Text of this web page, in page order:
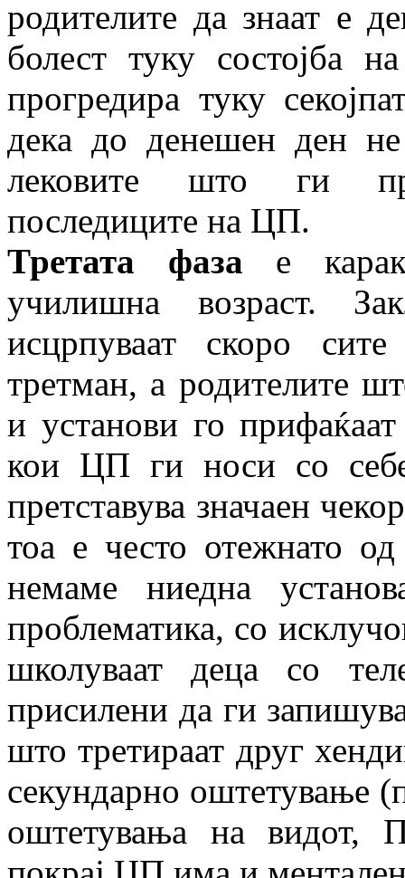
родителите да знаат е
болест туку состојба
прогредира туку
дека до денешен ден
лековите што ги
последиците на ЦП.
Третата фаза е
училишна возраст.
исцрпуваат скоро
третман, а родителите
и установи го
кои ЦП ги носи со
претставува значаен
тоа е често отежнато
немаме ниедна
проблематика, со
школуваат деца со
присилени да ги
што третираат друг
секундарно оштетување
оштетувања на видот,